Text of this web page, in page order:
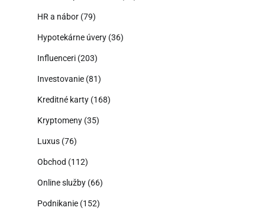
HR a nábor (79)
Hypotekárne úvery (36)
Influenceri (203)
Investovanie (81)
Kreditné karty (168)
Kryptomeny (35)
Luxus (76)
Obchod (112)
Online služby (66)
Podnikanie (152)